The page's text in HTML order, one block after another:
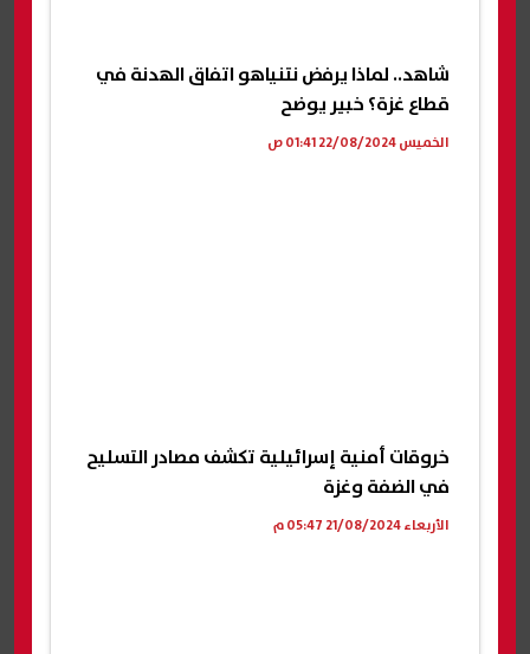
شاهد.. لماذا يرفض نتنياهو اتفاق الهدنة في
قطاع غزة؟ خبير يوضح
الخميس 22/08/2024 01:41 ص
خروقات أمنية إسرائيلية تكشف مصادر التسليح
في الضفة وغزة
الأربعاء 21/08/2024 05:47 م